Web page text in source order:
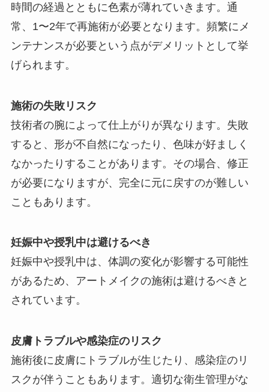
時間の経過とともに色素が薄れていきます。通
常、1〜2年で再施術が必要となります。頻繁にメ
ンテナンスが必要という点がデメリットとして挙
げられます。
施術の失敗リスク
技術者の腕によって仕上がりが異なります。失敗
すると、形が不自然になったり、色味が好ましく
なかったりすることがあります。その場合、修正
が必要になりますが、完全に元に戻すのが難しい
こともあります。
妊娠中や授乳中は避けるべき
妊娠中や授乳中は、体調の変化が影響する可能性
があるため、アートメイクの施術は避けるべきと
されています。
皮膚トラブルや感染症のリスク
施術後に皮膚にトラブルが生じたり、感染症のリ
スクが伴うこともあります。適切な衛生管理がな